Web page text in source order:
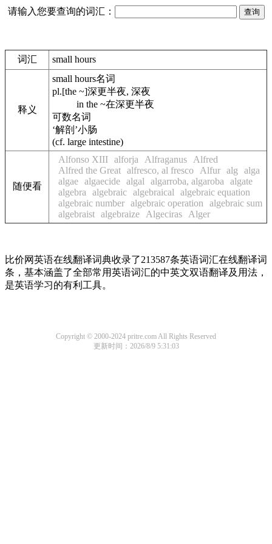
请输入您要查询的词汇：
词汇 small hours
释义
small hours名词
pl.[the ~]深更半夜, 深夜
in the ~在深更半夜
可数名词
‘解剖’小肠
(cf. large intestine)
随便看
Alfonso XIII alforja Alfraganus
Alfred
Alfred the Great alfresco, al fresco Alfur alg
alga
algae algaecide algal algarroba, algaroba
algate
algebra
algebraic algebraical
algebraic equation
algebraic number algebraic operation
algebraic sum
algebraist algebraize Algeciras Alger
比价网英语在线翻译词典收录了213587条英语词汇在线翻译词
条，基本涵盖了全部常用英语词汇的中英文双语翻译及用法，
是英语学习的有利工具。
Copyright © 2000-2024 pritre.com All Rights Reserved
更新时间：2026/8/9 5:31:03